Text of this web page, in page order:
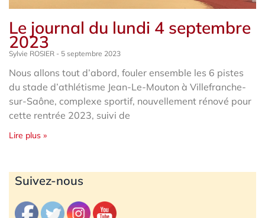
Le journal du lundi 4 septembre
2023
Sylvie ROSIER 5 septembre 2023
Nous allons tout d’abord, fouler ensemble les 6 pistes
du stade d’athlétisme Jean-Le-Mouton à Villefranche-
sur-Saône, complexe sportif, nouvellement rénové pour
cette rentrée 2023, suivi de
Lire plus »
Suivez-nous
Archives